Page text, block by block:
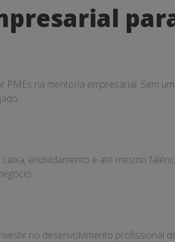
na mentoria empresarial. Sem
endividamento e até mesmo
no desenvolvimento profissional